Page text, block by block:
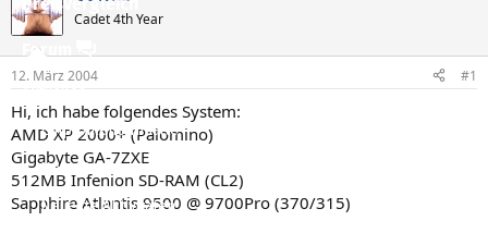
Forum
Aktuelles
Empfohlene Inhalte
Neue Beiträge
Neueste Aktivitäten
t
e
e
e
t
a
m
Cadet 4th Year
12. März 2004 #1
Hi, ich habe folgendes System:
AMD XP 2000+ (Palomino)
Gigabyte GA-7ZXE
512MB Infenion SD-RAM (CL2)
Sapphire Atlantis 9500 @ 9700Pro (370/315)